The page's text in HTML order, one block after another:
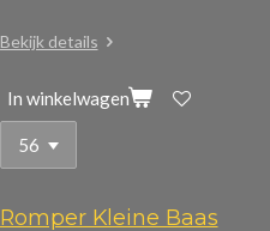
Bekijk details
In winkelwagen
Romper Kleine Baas